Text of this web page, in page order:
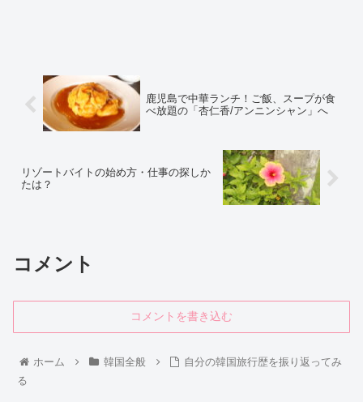
鹿児島で中華ランチ！ご飯、スープが食
べ放題の「杏仁香/アンニンシャン」へ
リゾートバイトの始め方・仕事の探しか
たは？
コメント
コメントを書き込む
ホーム 韓国全般
自分の韓国旅行歴を振り返ってみ
る